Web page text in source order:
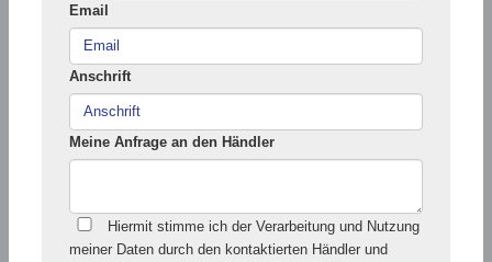
Email
Anschrift
Meine Anfrage an den Händler
Hiermit stimme ich der Verarbeitung und Nutzung
meiner Daten durch den kontaktierten Händler und